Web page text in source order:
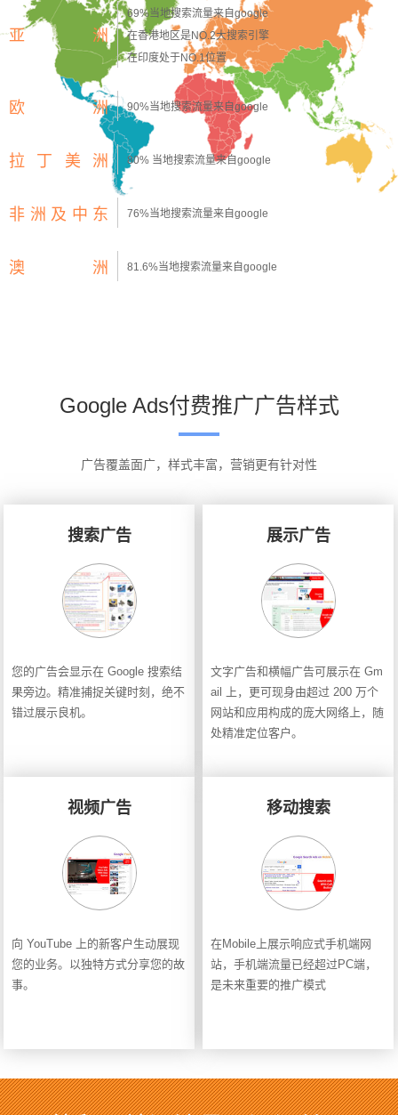
亚 洲
69%当地搜索流量来自google
在香港地区是NO.2大搜索引擎
在印度处于NO.1位置
欧 洲 90%当地搜索流量来自google
拉丁美洲 80% 当地搜索流量来自google
非洲及中东 76%当地搜索流量来自google
澳 洲 81.6%当地搜索流量来自google
Google Ads付费推广广告样式
广告覆盖面广，样式丰富，营销更有针对性
搜索广告
您的广告会显示在 Google 搜索结
果旁边。精准捕捉关键时刻，绝不
错过展示良机。
展示广告
文字广告和横幅广告可展示在 Gm
ail 上，更可现身由超过 200 万个
网站和应用构成的庞大网络上，随
处精准定位客户。
视频广告
向 YouTube 上的新客户生动展现
您的业务。以独特方式分享您的故
事。
移动搜索
在Mobile上展示响应式手机端网
站，手机端流量已经超过PC端，
是未来重要的推广模式